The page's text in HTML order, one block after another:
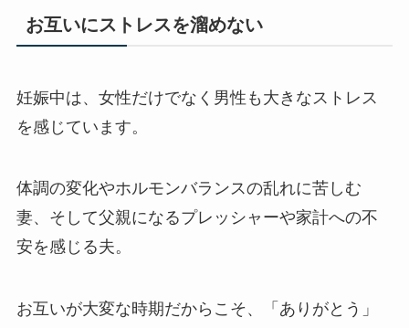
お互いにストレスを溜めない
妊娠中は、女性だけでなく男性も大きなストレス
を感じています。
体調の変化やホルモンバランスの乱れに苦しむ
妻、そして父親になるプレッシャーや家計への不
安を感じる夫。
お互いが大変な時期だからこそ、「ありがとう」